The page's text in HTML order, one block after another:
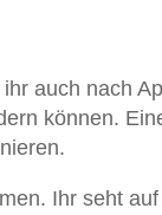
auch nach
können.
Ihr seht